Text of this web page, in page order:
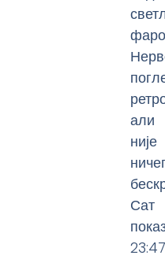
али
Сат